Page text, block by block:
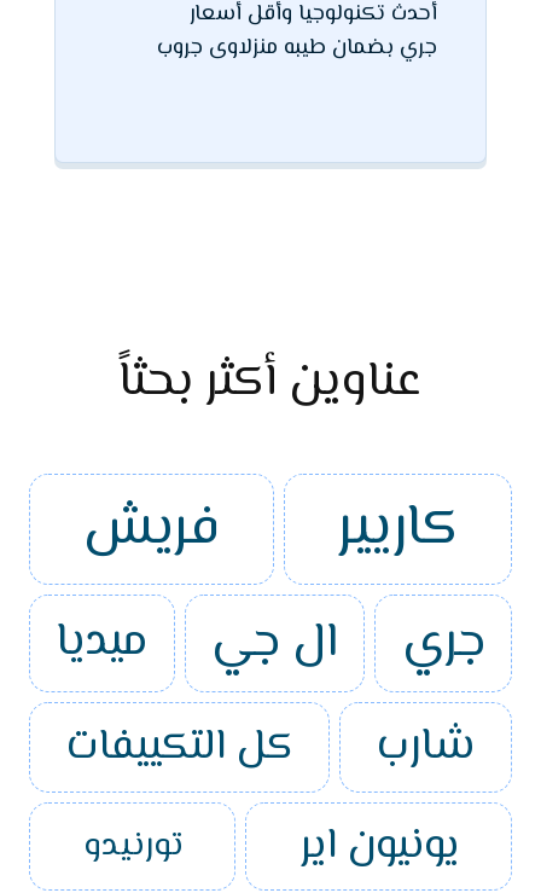
أحدث تكنولوجيا وأقل أسعار
جري بضمان طيبه منزلاوى جروب
عناوين أكثر بحثاً
كاريير فريش
جري ال جي ميديا
شارب
كل التكييفات
يونيون اير
تورنيدو